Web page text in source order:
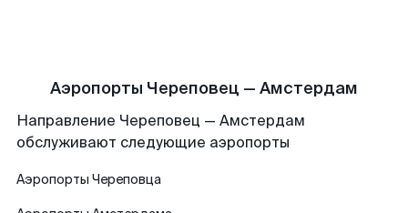
Аэропорты Череповец — Амстердам
Направление Череповец — Амстердам
обслуживают следующие аэропорты
Аэропорты Череповца